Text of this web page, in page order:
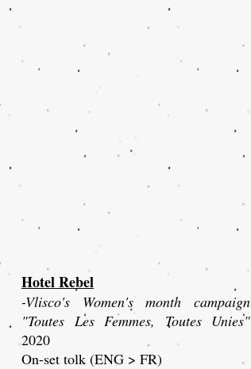
Hotel Rebel
-Vlisco's Women's month campaign
"Toutes Les Femmes, Toutes Unies"
2020
On-set tolk (ENG > FR)